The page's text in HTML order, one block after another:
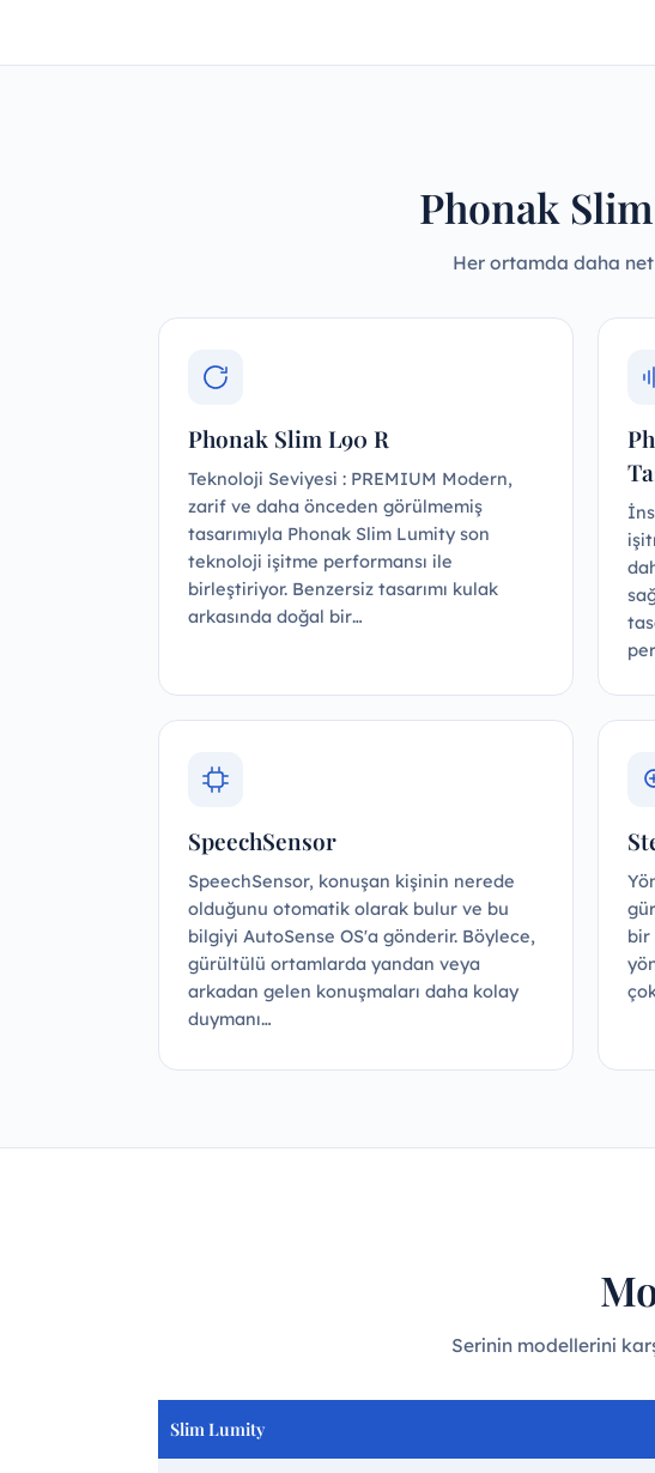
Phonak
Her ortamda daha net
Phonak Slim L90 R
Teknoloji Seviyesi : PREMIUM Modern,
zarif ve daha önceden görülmemiş
tasarımıyla Phonak Slim Lumity son
teknoloji işitme performansı ile
birleştiriyor. Benzersiz tasarımı kulak
arkasında doğal bir…
SpeechSensor
SpeechSensor, konuşan kişinin nerede
olduğunu otomatik olarak bulur ve bu
bilgiyi AutoSense OS'a gönderir. Böylece,
gürültülü ortamlarda yandan veya
arkadan gelen konuşmaları daha kolay
duymanı…
bir
Serinin modellerini
Slim Lumity